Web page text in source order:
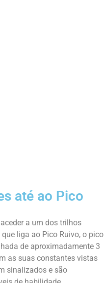
até ao Pico
a um dos trilhos
liga ao Pico Ruivo, o pico
de aproximadamente 3
as suas constantes vistas
sinalizados e são